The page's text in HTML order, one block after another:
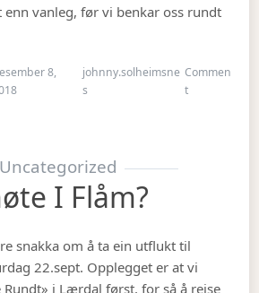
vanleg, før vi benkar oss rundt
8,
johnny.solheimsne
s
Commen
ton Julebordet
Uncategorized
I Flåm?
snakka om å ta ein utflukt til
22.sept. Opplegget er at vi
Rundt» i Lærdal først, for så å reise